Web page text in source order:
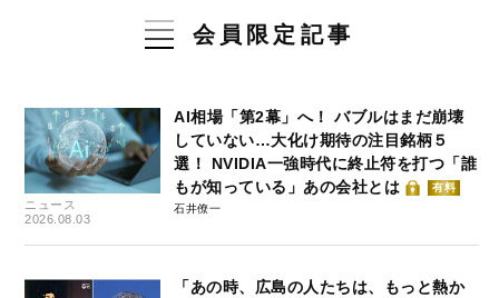
会員限定記事
ニュース
2026.08.03
AI相場「第2幕」へ！ バブルはまだ崩壊
していない…大化け期待の注目銘柄５
選！ NVIDIA一強時代に終止符を打つ「誰
もが知っている」あの会社とは
有料
石井僚一
「あの時、広島の人たちは、もっと熱か